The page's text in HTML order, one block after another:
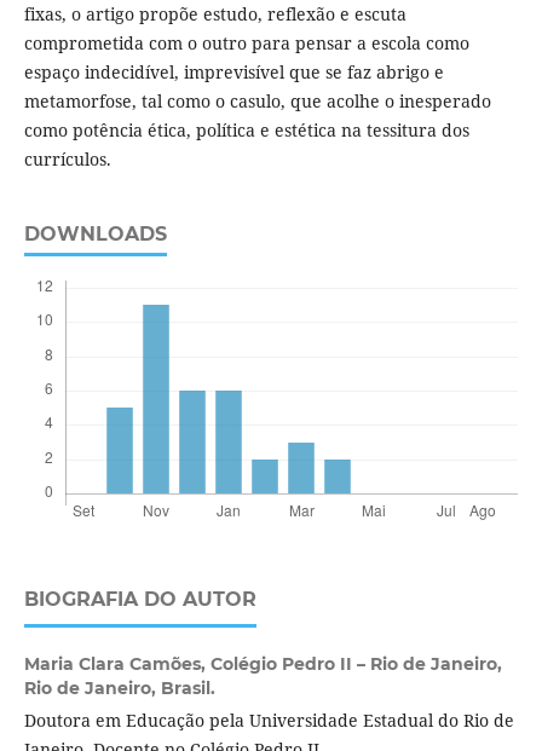
fixas, o artigo propõe estudo, reflexão e escuta
comprometida com o outro para pensar a escola como
espaço indecidível, imprevisível que se faz abrigo e
metamorfose, tal como o casulo, que acolhe o inesperado
como potência ética, política e estética na tessitura dos
currículos.
DOWNLOADS
BIOGRAFIA DO AUTOR
Maria Clara Camões, Colégio Pedro II – Rio de Janeiro,
Rio de Janeiro, Brasil.
Doutora em Educação pela Universidade Estadual do Rio de